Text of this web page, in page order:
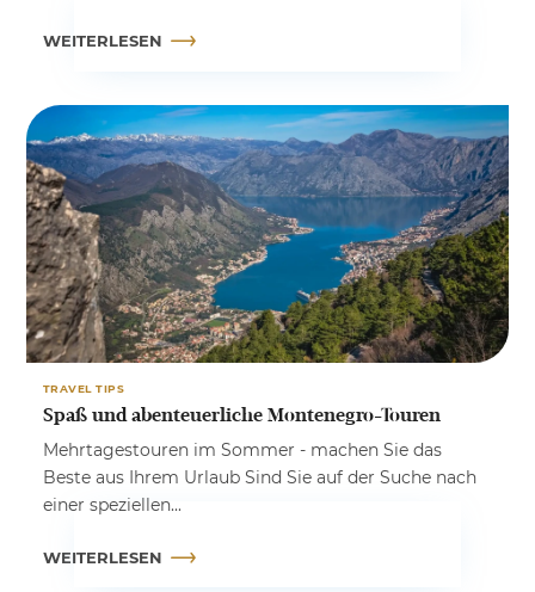
WEITERLESEN
TRAVEL TIPS
Spaß und abenteuerliche Montenegro-Touren
Mehrtagestouren im Sommer - machen Sie das
Beste aus Ihrem Urlaub Sind Sie auf der Suche nach
einer speziellen...
WEITERLESEN